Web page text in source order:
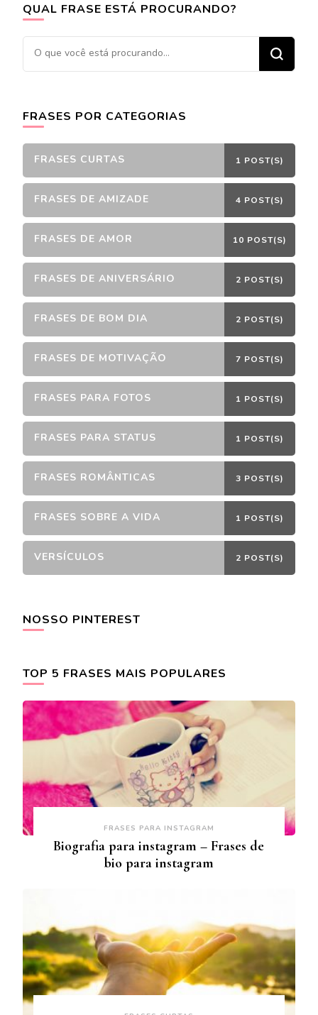
QUAL FRASE ESTÁ PROCURANDO?
Procurando
algo?
FRASES POR CATEGORIAS
FRASES CURTAS 1 POST(S)
FRASES DE AMIZADE 4 POST(S)
FRASES DE AMOR 10 POST(S)
FRASES DE ANIVERSÁRIO 2 POST(S)
FRASES DE BOM DIA 2 POST(S)
FRASES DE MOTIVAÇÃO 7 POST(S)
FRASES PARA FOTOS 1 POST(S)
FRASES PARA STATUS 1 POST(S)
FRASES ROMÂNTICAS 3 POST(S)
FRASES SOBRE A VIDA 1 POST(S)
VERSÍCULOS 2 POST(S)
NOSSO PINTEREST
TOP 5 FRASES MAIS POPULARES
FRASES PARA INSTAGRAM
Biografia para instagram – Frases de
bio para instagram